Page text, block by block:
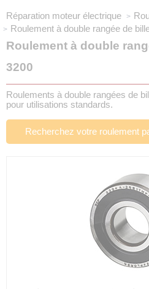
Réparation moteur électrique
Roulement à double rangée de
Roulement à double
3200
Roulements à double rangées de
pour utilisations standards.
Recherchez votre roulement